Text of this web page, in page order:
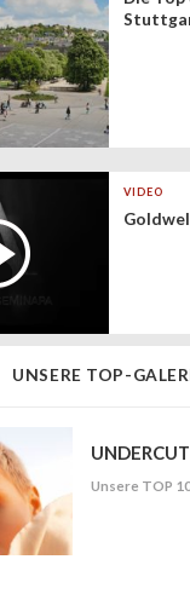
VIDEO
UNSERE TOP-
Unsere TOP